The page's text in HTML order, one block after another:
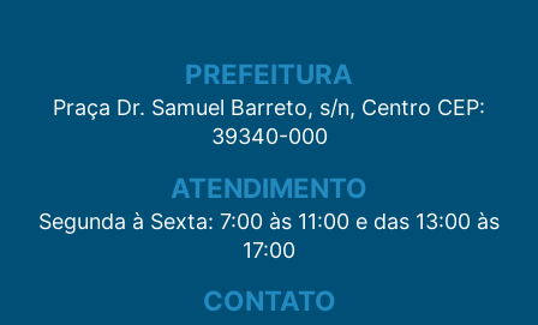
PREFEITURA
Praça Dr. Samuel Barreto, s/n, Centro CEP:
39340-000
ATENDIMENTO
Segunda à Sexta: 7:00 às 11:00 e das 13:00 às
17:00
CONTATO